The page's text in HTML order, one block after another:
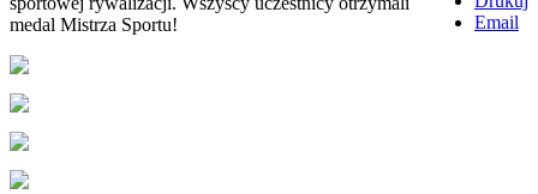
Email
medal Mistrza Sportu!